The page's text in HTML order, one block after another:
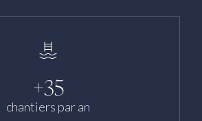
+35
chantiers par an